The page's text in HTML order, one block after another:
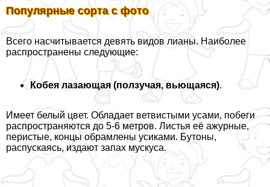
Популярные сорта с фото
Всего насчитывается девять видов лианы. Наиболее
распространены следующие:
Кобея лазающая (ползучая, вьющаяся).
Имеет белый цвет. Обладает ветвистыми усами, побеги
распространяются до 5-6 метров. Листья её ажурные,
перистые, концы обрамлены усиками. Бутоны,
распускаясь, издают запах мускуса.